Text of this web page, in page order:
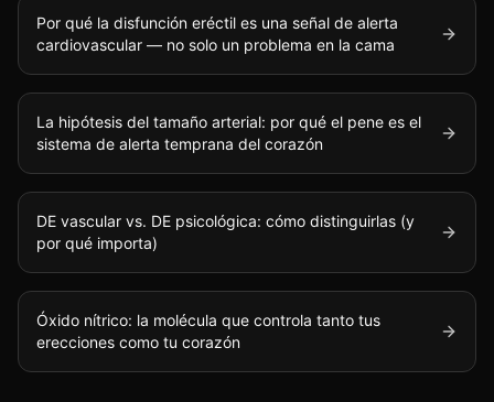
Por qué la disfunción eréctil es una señal de alerta
cardiovascular — no solo un problema en la cama
La hipótesis del tamaño arterial: por qué el pene es el
sistema de alerta temprana del corazón
DE vascular vs. DE psicológica: cómo distinguirlas (y
por qué importa)
Óxido nítrico: la molécula que controla tanto tus
erecciones como tu corazón